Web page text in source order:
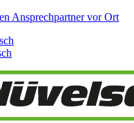
Ansprechpartner vor Ort